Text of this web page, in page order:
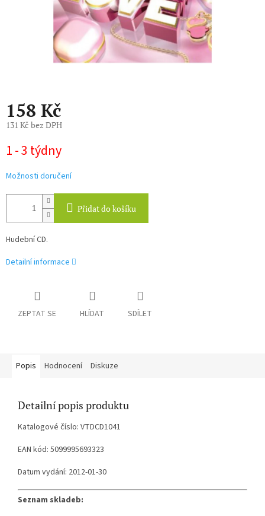
158 Kč
131 Kč bez DPH
cena:
1 - 3 týdny
Možnosti doručení
Přidat do košíku
Hudební CD.
Detailní informace
ZEPTAT SE HLÍDAT SDÍLET
Popis Hodnocení Diskuze
Detailní popis produktu
Katalogové číslo: VTDCD1041
EAN kód: 5099995693323
Datum vydání: 2012-01-30
Seznam skladeb: